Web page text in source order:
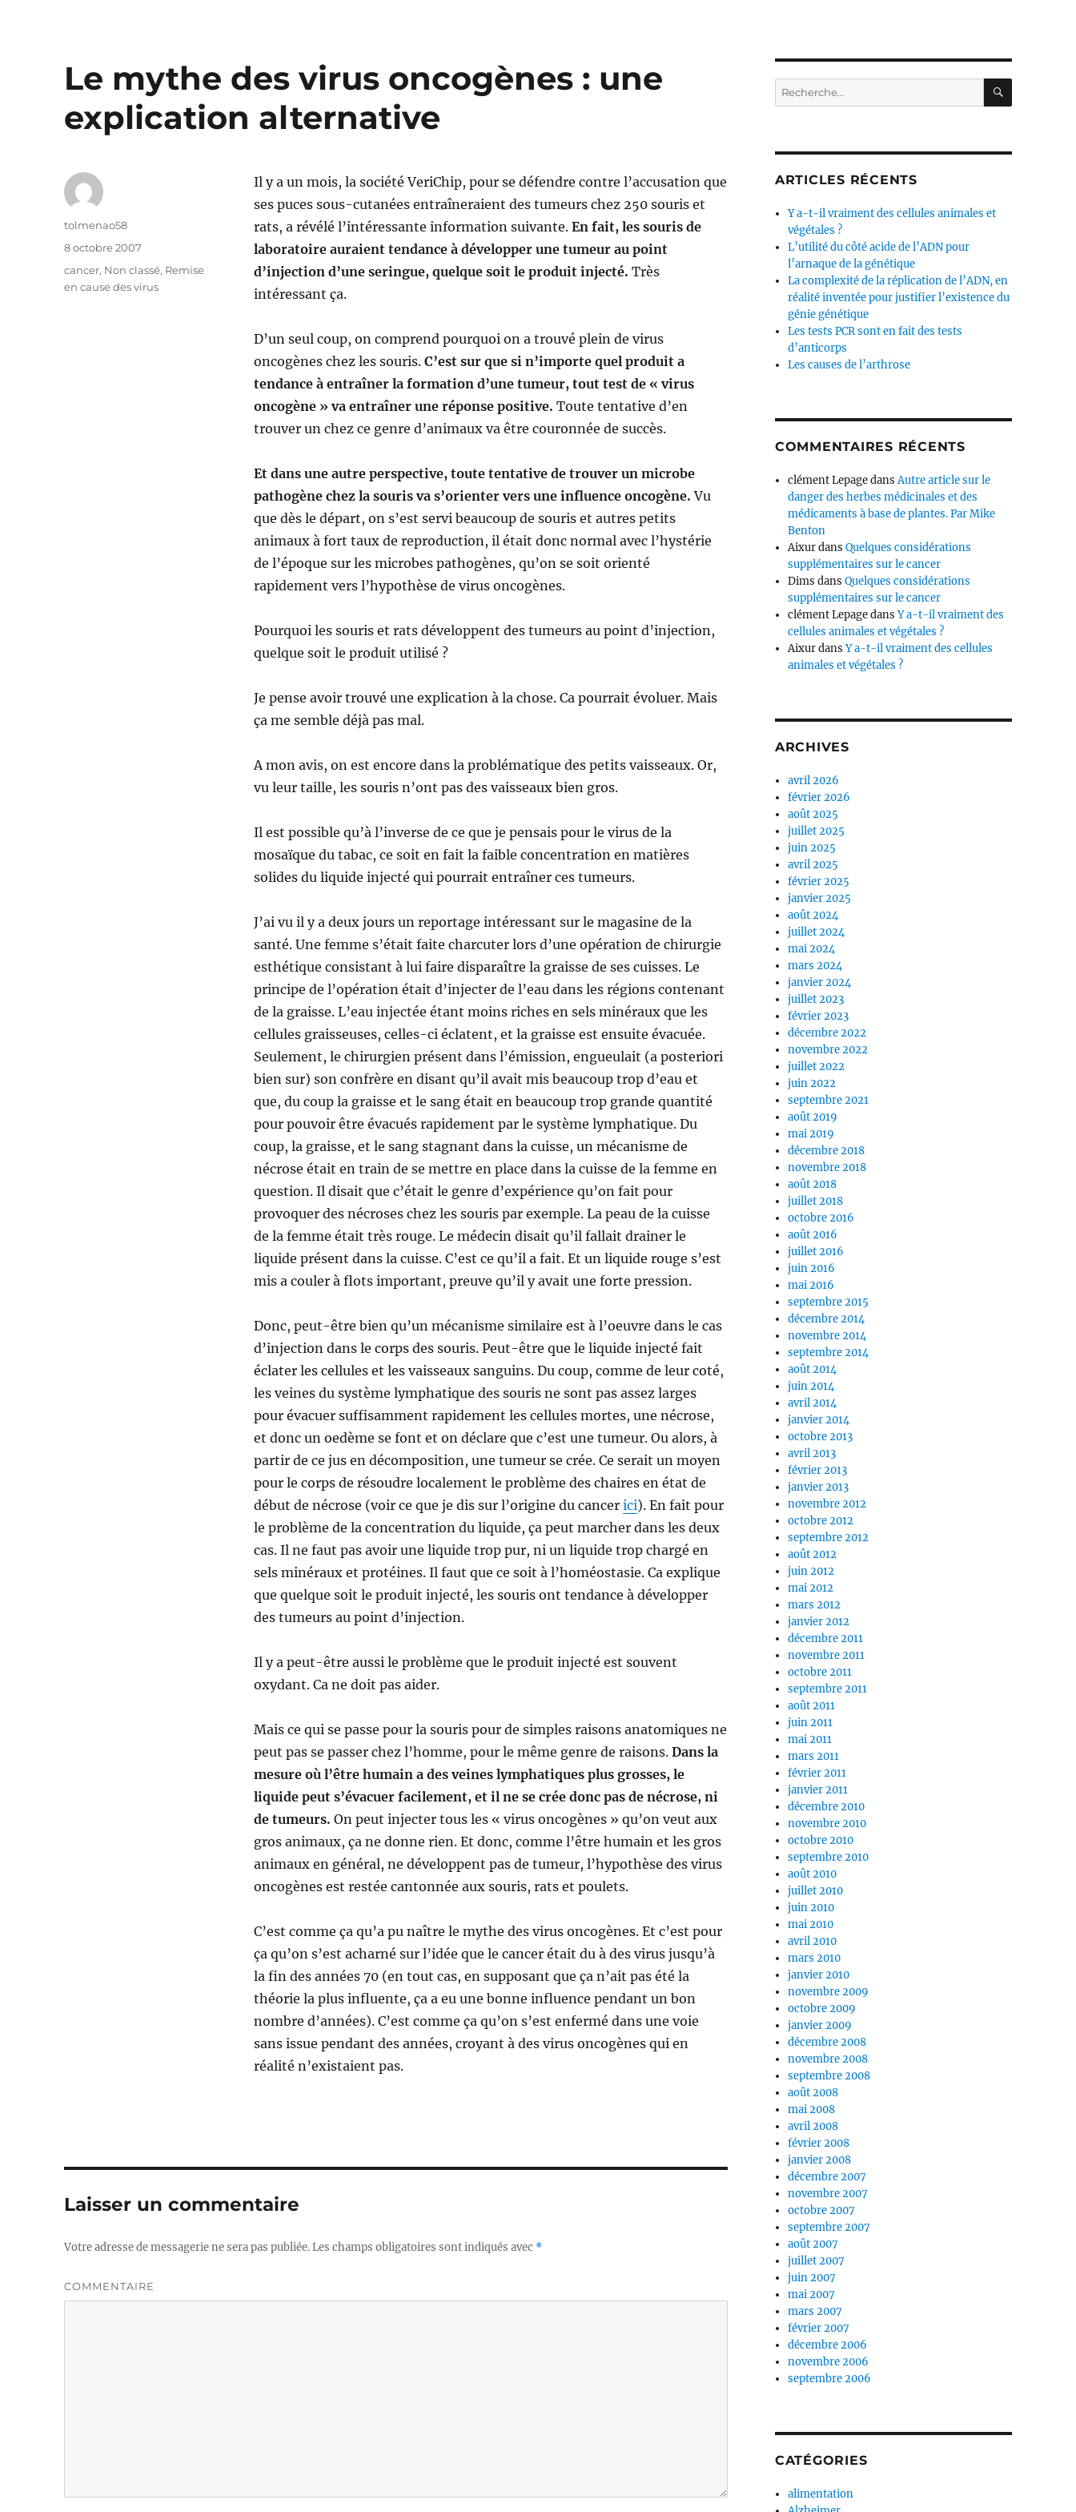
Le mythe des virus oncogènes : une
explication alternative
Il y a un mois, la société VeriChip, pour se défendre contre l’accusation que
ses puces sous-cutanées entraîneraient des tumeurs chez 250 souris et
rats, a révélé l’intéressante information suivante. En fait, les souris de
laboratoire auraient tendance à développer une tumeur au point
d’injection d’une seringue, quelque soit le produit injecté. Très
intéressant ça.
D’un seul coup, on comprend pourquoi on a trouvé plein de virus
oncogènes chez les souris. C’est sur que si n’importe quel produit a
tendance à entraîner la formation d’une tumeur, tout test de « virus
oncogène » va entraîner une réponse positive. Toute tentative d’en
trouver un chez ce genre d’animaux va être couronnée de succès.
Et dans une autre perspective, toute tentative de trouver un microbe
pathogène chez la souris va s’orienter vers une influence oncogène. Vu
que dès le départ, on s’est servi beaucoup de souris et autres petits
animaux à fort taux de reproduction, il était donc normal avec l’hystérie
de l’époque sur les microbes pathogènes, qu’on se soit orienté
rapidement vers l’hypothèse de virus oncogènes.
Pourquoi les souris et rats développent des tumeurs au point d’injection,
quelque soit le produit utilisé ?
Je pense avoir trouvé une explication à la chose. Ca pourrait évoluer. Mais
ça me semble déjà pas mal.
A mon avis, on est encore dans la problématique des petits vaisseaux. Or,
vu leur taille, les souris n’ont pas des vaisseaux bien gros.
Il est possible qu’à l’inverse de ce que je pensais pour le virus de la
mosaïque du tabac, ce soit en fait la faible concentration en matières
solides du liquide injecté qui pourrait entraîner ces tumeurs.
J’ai vu il y a deux jours un reportage intéressant sur le magasine de la
santé. Une femme s’était faite charcuter lors d’une opération de chirurgie
esthétique consistant à lui faire disparaître la graisse de ses cuisses. Le
principe de l’opération était d’injecter de l’eau dans les régions contenant
de la graisse. L’eau injectée étant moins riches en sels minéraux que les
cellules graisseuses, celles-ci éclatent, et la graisse est ensuite évacuée.
Seulement, le chirurgien présent dans l’émission, engueulait (a posteriori
bien sur) son confrère en disant qu’il avait mis beaucoup trop d’eau et
que, du coup la graisse et le sang était en beaucoup trop grande quantité
pour pouvoir être évacués rapidement par le système lymphatique. Du
coup, la graisse, et le sang stagnant dans la cuisse, un mécanisme de
nécrose était en train de se mettre en place dans la cuisse de la femme en
question. Il disait que c’était le genre d’expérience qu’on fait pour
provoquer des nécroses chez les souris par exemple. La peau de la cuisse
de la femme était très rouge. Le médecin disait qu’il fallait drainer le
liquide présent dans la cuisse. C’est ce qu’il a fait. Et un liquide rouge s’est
mis a couler à flots important, preuve qu’il y avait une forte pression.
Donc, peut-être bien qu’un mécanisme similaire est à l’oeuvre dans le cas
d’injection dans le corps des souris. Peut-être que le liquide injecté fait
éclater les cellules et les vaisseaux sanguins. Du coup, comme de leur coté,
les veines du système lymphatique des souris ne sont pas assez larges
pour évacuer suffisamment rapidement les cellules mortes, une nécrose,
et donc un oedème se font et on déclare que c’est une tumeur. Ou alors, à
partir de ce jus en décomposition, une tumeur se crée. Ce serait un moyen
pour le corps de résoudre localement le problème des chaires en état de
début de nécrose (voir ce que je dis sur l’origine du cancer ici). En fait pour
le problème de la concentration du liquide, ça peut marcher dans les deux
cas. Il ne faut pas avoir une liquide trop pur, ni un liquide trop chargé en
sels minéraux et protéines. Il faut que ce soit à l’homéostasie. Ca explique
que quelque soit le produit injecté, les souris ont tendance à développer
des tumeurs au point d’injection.
Il y a peut-être aussi le problème que le produit injecté est souvent
oxydant. Ca ne doit pas aider.
Mais ce qui se passe pour la souris pour de simples raisons anatomiques ne
peut pas se passer chez l’homme, pour le même genre de raisons. Dans la
mesure où l’être humain a des veines lymphatiques plus grosses, le
liquide peut s’évacuer facilement, et il ne se crée donc pas de nécrose, ni
de tumeurs. On peut injecter tous les « virus oncogènes » qu’on veut aux
gros animaux, ça ne donne rien. Et donc, comme l’être humain et les gros
animaux en général, ne développent pas de tumeur, l’hypothèse des virus
oncogènes est restée cantonnée aux souris, rats et poulets.
C’est comme ça qu’a pu naître le mythe des virus oncogènes. Et c’est pour
ça qu’on s’est acharné sur l’idée que le cancer était du à des virus jusqu’à
la fin des années 70 (en tout cas, en supposant que ça n’ait pas été la
théorie la plus influente, ça a eu une bonne influence pendant un bon
nombre d’années). C’est comme ça qu’on s’est enfermé dans une voie
sans issue pendant des années, croyant à des virus oncogènes qui en
réalité n’existaient pas.
Auteur
tolmenao58
Publié
8 octobre 2007
Catégories
cancer, Non classé, Remise
en cause des virus
Laisser un commentaire
Votre adresse de messagerie ne sera pas publiée.Les champs obligatoires sont indiqués avec *
COMMENTAIRE
Recherche
pour :
ARTICLES RÉCENTS
Y a-t-il vraiment des cellules animales et
végétales ?
L’utilité du côté acide de l’ADN pour
l’arnaque de la génétique
La complexité de la réplication de l’ADN, en
réalité inventée pour justifier l’existence du
génie génétique
Les tests PCR sont en fait des tests
d’anticorps
Les causes de l’arthrose
COMMENTAIRES RÉCENTS
clément LepagedansAutre article sur le
danger des herbes médicinales et des
médicaments à base de plantes. Par Mike
Benton
AixurdansQuelques considérations
supplémentaires sur le cancer
Dims dansQuelques considérations
supplémentaires sur le cancer
clément LepagedansY a-t-il vraiment des
cellules animales et végétales ?
AixurdansY a-t-il vraiment des cellules
animales et végétales ?
ARCHIVES
avril 2026
février 2026
août 2025
juillet 2025
juin 2025
avril 2025
février 2025
janvier 2025
août 2024
juillet 2024
mai 2024
mars 2024
janvier 2024
juillet 2023
février 2023
décembre 2022
novembre 2022
juillet 2022
juin 2022
septembre 2021
août 2019
mai 2019
décembre 2018
novembre 2018
août 2018
juillet 2018
octobre 2016
août 2016
juillet 2016
juin 2016
mai 2016
septembre 2015
décembre 2014
novembre 2014
septembre 2014
août 2014
juin 2014
avril 2014
janvier 2014
octobre 2013
avril 2013
février 2013
janvier 2013
novembre 2012
octobre 2012
septembre 2012
août 2012
juin 2012
mai 2012
mars 2012
janvier 2012
décembre 2011
novembre 2011
octobre 2011
septembre 2011
août 2011
juin 2011
mai 2011
mars 2011
février 2011
janvier 2011
décembre 2010
novembre 2010
octobre 2010
septembre 2010
août 2010
juillet 2010
juin 2010
mai 2010
avril 2010
mars 2010
janvier 2010
novembre 2009
octobre 2009
janvier 2009
décembre 2008
novembre 2008
septembre 2008
août 2008
mai 2008
avril 2008
février 2008
janvier 2008
décembre 2007
novembre 2007
octobre 2007
septembre 2007
août 2007
juillet 2007
juin 2007
mai 2007
mars 2007
février 2007
décembre 2006
novembre 2006
septembre 2006
CATÉGORIES
alimentation